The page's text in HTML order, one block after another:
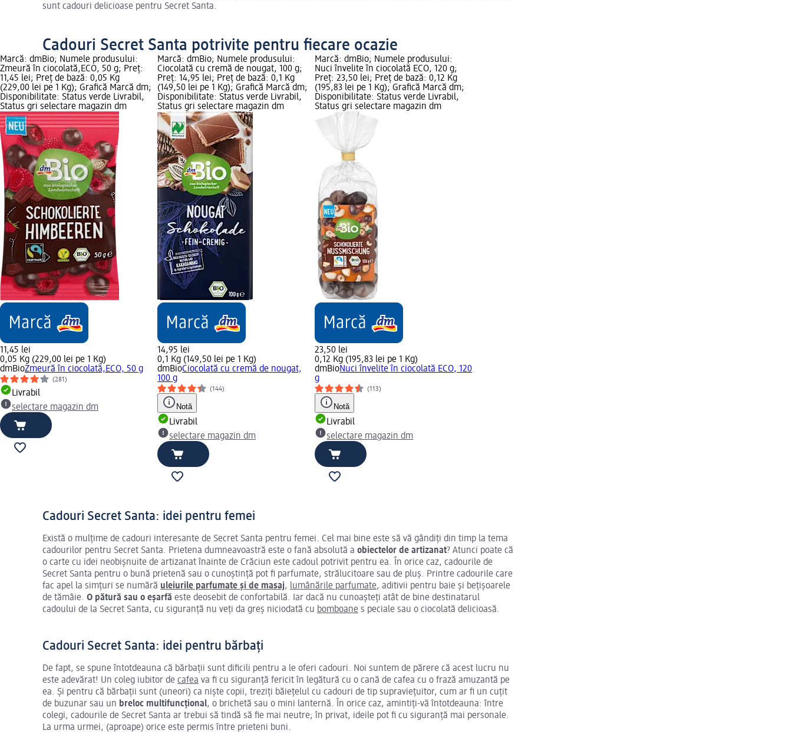
sunt cadouri delicioase pentru Secret Santa.
Cadouri Secret Santa potrivite pentru fiecare ocazie
Marcă: dmBio; Numele produsului:
Zmeură în ciocolată,ECO, 50 g; Preț:
11,45 lei; Preț de bază: 0,05 Kg
(229,00 lei pe 1 Kg); Grafică Marcă dm;
Disponibilitate: Status verde Livrabil,
Status gri selectare magazin dm
11,45 lei
0,05 Kg (229,00 lei pe 1 Kg)
dmBioZmeură în ciocolată,ECO, 50 g
(281)
Livrabil
selectare magazin dm
Marcă: dmBio; Numele produsului:
Ciocolată cu cremă de nougat, 100 g;
Preț: 14,95 lei; Preț de bază: 0,1 Kg
(149,50 lei pe 1 Kg); Grafică Marcă dm;
Disponibilitate: Status verde Livrabil,
Status gri selectare magazin dm
14,95 lei
0,1 Kg (149,50 lei pe 1 Kg)
dmBioCiocolată cu cremă de nougat,
100 g
(144)
Notă
Livrabil
selectare magazin dm
Marcă: dmBio; Numele produsului:
Nuci învelite în ciocolată ECO, 120 g;
Preț: 23,50 lei; Preț de bază: 0,12 Kg
(195,83 lei pe 1 Kg); Grafică Marcă dm;
Disponibilitate: Status verde Livrabil,
Status gri selectare magazin dm
23,50 lei
0,12 Kg (195,83 lei pe 1 Kg)
dmBioNuci învelite în ciocolată ECO, 120
g
(113)
Notă
Livrabil
selectare magazin dm
Cadouri Secret Santa: idei pentru femei
Există o mulțime de cadouri interesante de Secret Santa pentru femei. Cel mai bine este să vă gândiți din timp la tema
cadourilor pentru Secret Santa. Prietena dumneavoastră este o fană absolută a obiectelor de artizanat? Atunci poate că
o carte cu idei neobișnuite de artizanat înainte de Crăciun este cadoul potrivit pentru ea. În orice caz, cadourile de
Secret Santa pentru o bună prietenă sau o cunoștință pot fi parfumate, strălucitoare sau de pluș. Printre cadourile care
fac apel la simțuri se numără uleiurile parfumate și de masaj, lumânările parfumate, aditivii pentru baie și bețișoarele
de tămâie. O pătură sau o eșarfă este deosebit de confortabilă. Iar dacă nu cunoașteți atât de bine destinatarul
cadoului de la Secret Santa, cu siguranță nu veți da greș niciodată cu bomboane s peciale sau o ciocolată delicioasă.
Cadouri Secret Santa: idei pentru bărbați
De fapt, se spune întotdeauna că bărbații sunt dificili pentru a le oferi cadouri. Noi suntem de părere că acest lucru nu
este adevărat! Un coleg iubitor de cafea va fi cu siguranță fericit în legătură cu o cană de cafea cu o frază amuzantă pe
ea. Și pentru că bărbații sunt (uneori) ca niște copii, treziți băiețelul cu cadouri de tip supraviețuitor, cum ar fi un cuțit
de buzunar sau un breloc multifuncțional, o brichetă sau o mini lanternă. În orice caz, amintiți-vă întotdeauna: între
colegi, cadourile de Secret Santa ar trebui să tindă să fie mai neutre; în privat, ideile pot fi cu siguranță mai personale.
La urma urmei, (aproape) orice este permis între prieteni buni.